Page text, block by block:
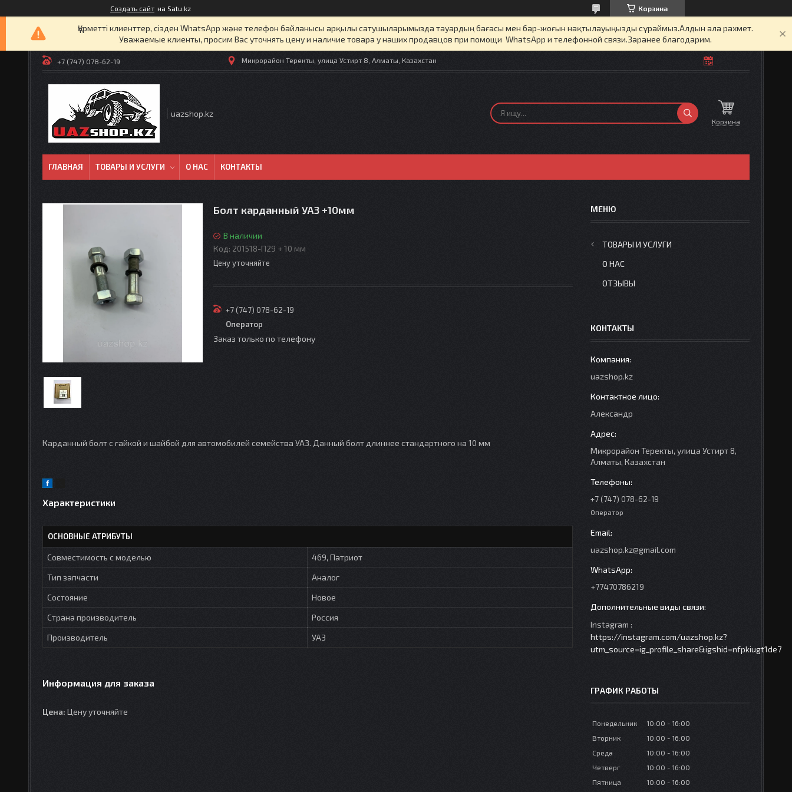
Создать сайт на Satu.kz Корзина
Құрметті клиенттер, сізден WhatsApp және телефон байланысы арқылы сатушыларымызда тауардың бағасы мен бар-жоғын нақтылауыңызды сұраймыз.Алдын ала рахмет.
Уважаемые клиенты, просим Вас уточнять цену и наличие товара у наших продавцов при помощи WhatsApp и телефонной связи.Заранее благодарим.
+7 (747) 078-62-19 Микрорайон Теректы, улица Устирт 8, Алматы, Казахстан
uazshop.kz
Корзина
ГЛАВНАЯ ТОВАРЫ И УСЛУГИ О НАС КОНТАКТЫ
Болт карданный УАЗ +10мм
В наличии
Код: 201518-П29 + 10 мм
Цену уточняйте
+7 (747) 078-62-19
Оператор
Заказ только по телефону
Карданный болт с гайкой и шайбой для автомобилей семейства УАЗ. Данный болт длиннее стандартного на 10 мм
Характеристики
ОСНОВНЫЕ АТРИБУТЫ
Совместимость с моделью
469, Патриот
Тип запчасти
Аналог
Состояние
Новое
Страна производитель
Россия
Производитель
УАЗ
Информация для заказа
Цена: Цену уточняйте
ТОВАРЫ И УСЛУГИ
О НАС
ОТЗЫВЫ
КОНТАКТЫ
uazshop.kz
Александр
Микрорайон Теректы, улица Устирт 8,
Алматы, Казахстан
+7 (747) 078-62-19
Оператор
uazshop.kz@gmail.com
+77470786219
Instagram
https://instagram.com/uazshop.kz?
utm_source=ig_profile_share&igshid=nfpkiugt1de7
ГРАФИК РАБОТЫ
Понедельник 10:00
16:00
Вторник
10:00
16:00
Среда
10:00
16:00
Четверг
10:00
16:00
Пятница
10:00 16:00